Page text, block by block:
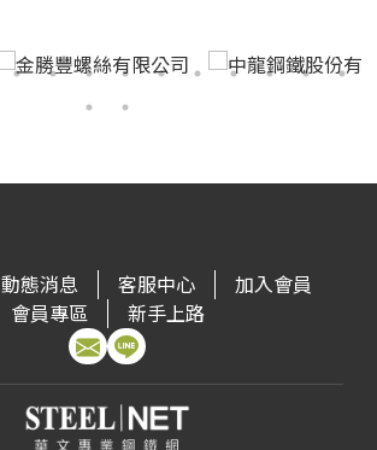
動態消息 客服中心
加入會員
會員專區
新手上路